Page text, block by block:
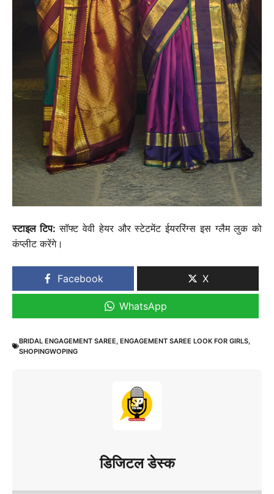
स्टाइल टिप: सॉफ्ट वेवी हेयर और स्टेटमेंट ईयररिंग्स इस ग्लैम लुक को
कंप्लीट करेंगे।
Facebook X
WhatsApp
BRIDAL ENGAGEMENT SAREE ENGAGEMENT SAREE LOOK FOR GIRLS
SHOPINGWOPING
डिजिटल डेस्क